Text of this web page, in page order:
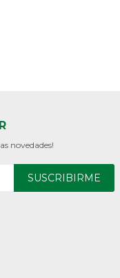
novedades!
SUSCRIBIRME